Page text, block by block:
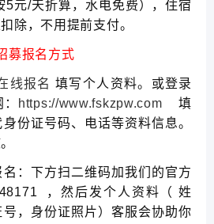
5元/天折算，水电免费），住宿
除，不用提前支付。
募报名方式
线报名 填写个人资料。或登录
https://www.fskzpw.com 填
份证号码、电话等资料信息。
：下方扫二维码加我们的官方
，然后发个人资料（ 姓
，身份证照片）客服会协助你